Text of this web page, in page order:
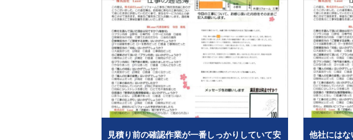
見積り前の確認作業が一番しっかりしていて安
他社にはな